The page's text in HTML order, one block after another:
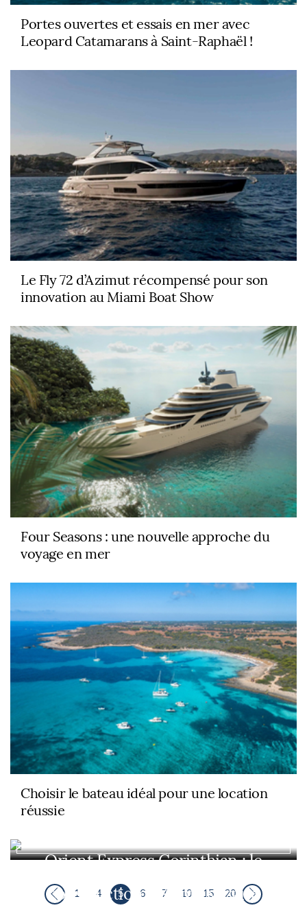
Portes ouvertes et essais en mer avec
Leopard Catamarans à Saint-Raphaël !
Le Fly 72 d’Azimut récompensé pour son
innovation au Miami Boat Show
Four Seasons : une nouvelle approche du
voyage en mer
Choisir le bateau idéal pour une location
réussie
Orient Express Corinthian : le
construction à Saint-Nazaire
1 4 5 6 7 10 15 20